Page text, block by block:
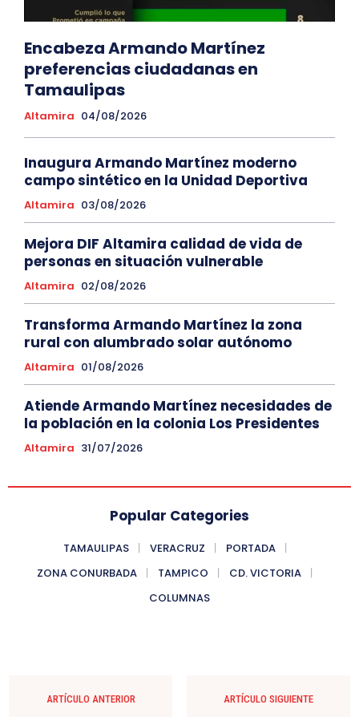
Encabeza Armando Martínez
preferencias ciudadanas en
Tamaulipas
Altamira 04/08/2026
Inaugura Armando Martínez moderno
campo sintético en la Unidad Deportiva
Altamira 03/08/2026
Mejora DIF Altamira calidad de vida de
personas en situación vulnerable
Altamira 02/08/2026
Transforma Armando Martínez la zona
rural con alumbrado solar autónomo
Altamira 01/08/2026
Atiende Armando Martínez necesidades de
la población en la colonia Los Presidentes
Altamira 31/07/2026
Popular Categories
TAMAULIPAS VERACRUZ
PORTADA
ZONA CONURBADA
TAMPICO
CD. VICTORIA
COLUMNAS
ARTÍCULO ANTERIOR ARTÍCULO SIGUIENTE